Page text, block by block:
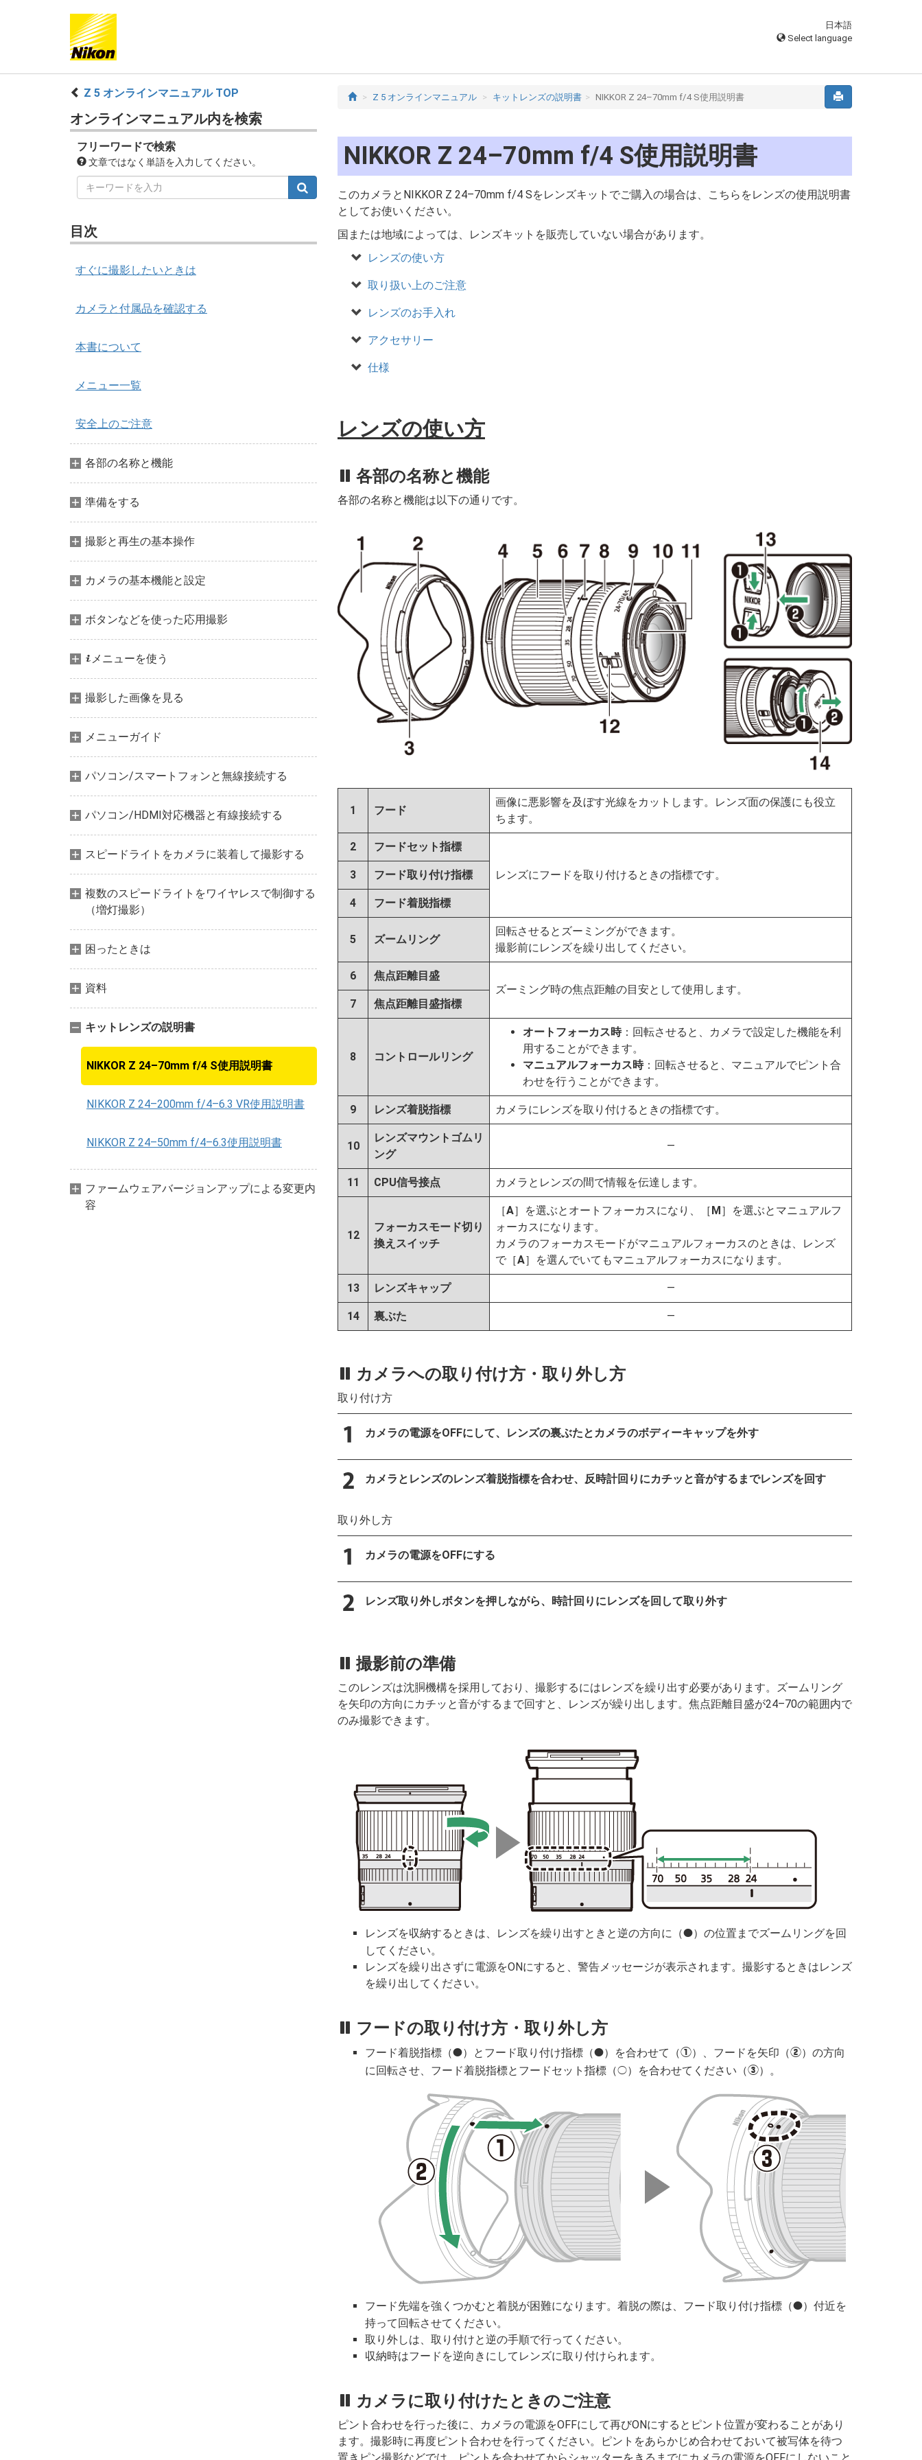
日本語
Select language
Z 5 オンラインマニュアル TOP
オンラインマニュアル内を検索
フリーワードで検索
文章ではなく単語を入力してください。
目次
すぐに撮影したいときは
カメラと付属品を確認する
本書について
メニュー一覧
安全上のご注意
各部の名称と機能
準備をする
撮影と再生の基本操作
カメラの基本機能と設定
ボタンなどを使った応用撮影
iメニューを使う
撮影した画像を見る
メニューガイド
パソコン/スマートフォンと無線接続する
パソコン/HDMI対応機器と有線接続する
スピードライトをカメラに装着して撮影する
複数のスピードライトをワイヤレスで制御する
（増灯撮影）
困ったときは
資料
キットレンズの説明書
NIKKOR Z 24–70mm f/4 S使用説明書
NIKKOR Z 24–200mm f/4–6.3 VR使用説明書
NIKKOR Z 24–50mm f/4–6.3使用説明書
ファームウェアバージョンアップによる変更内
容
Z 5 オンラインマニュアル キットレンズの説明書 NIKKOR Z 24–70mm f/4 S使用説明書
NIKKOR Z 24–70mm f/4 S使用説明書
このカメラとNIKKOR Z 24–70mm f/4 Sをレンズキットでご購入の場合は、こちらをレンズの使用説明書
としてお使いください。
国または地域によっては、レンズキットを販売していない場合があります。
レンズの使い方
取り扱い上のご注意
レンズのお手入れ
アクセサリー
仕様
レンズの使い方
各部の名称と機能
各部の名称と機能は以下の通りです。
1 フード
画像に悪影響を及ぼす光線をカットします。レンズ面の保護にも役立
ちます。
2 フードセット指標
レンズにフードを取り付けるときの指標です。
3 フード取り付け指標
4 フード着脱指標
5 ズームリング
回転させるとズーミングができます。
撮影前にレンズを繰り出してください。
6
焦点距離目盛
ズーミング時の焦点距離の目安として使用します。
7
焦点距離目盛指標
8 コントロールリング
オートフォーカス時：回転させると、カメラで設定した機能を利
用することができます。
マニュアルフォーカス時：回転させると、マニュアルでピント合
わせを行うことができます。
9 レンズ着脱指標 カメラにレンズを取り付けるときの指標です。
10
レンズマウントゴムリ
ング
—
11 CPU信号接点 カメラとレンズの間で情報を伝達します。
12
フォーカスモード切り
換えスイッチ
［A］を選ぶとオートフォーカスになり、［M］を選ぶとマニュアルフ
ォーカスになります。
カメラのフォーカスモードがマニュアルフォーカスのときは、レンズ
で［A］を選んでいてもマニュアルフォーカスになります。
13 レンズキャップ —
14 裏ぶた —
カメラへの取り付け方・取り外し方
取り付け方
カメラの電源をOFFにして、レンズの裏ぶたとカメラのボディーキャップを外す
カメラとレンズのレンズ着脱指標を合わせ、反時計回りにカチッと音がするまでレンズを回す
取り外し方
カメラの電源をOFFにする
レンズ取り外しボタンを押しながら、時計回りにレンズを回して取り外す
撮影前の準備
このレンズは沈胴機構を採用しており、撮影するにはレンズを繰り出す必要があります。ズームリング
を矢印の方向にカチッと音がするまで回すと、レンズが繰り出します。焦点距離目盛が24–70の範囲内で
のみ撮影できます。
レンズを収納するときは、レンズを繰り出すときと逆の方向に（I）の位置までズームリングを回
してください。
レンズを繰り出さずに電源をONにすると、警告メッセージが表示されます。撮影するときはレンズ
を繰り出してください。
フードの取り付け方・取り外し方
フード着脱指標（I）とフード取り付け指標（I）を合わせて（q）、フードを矢印（w）の方向
に回転させ、フード着脱指標とフードセット指標（K）を合わせてください（e）。
フード先端を強くつかむと着脱が困難になります。着脱の際は、フード取り付け指標（I）付近を
持って回転させてください。
取り外しは、取り付けと逆の手順で行ってください。
収納時はフードを逆向きにしてレンズに取り付けられます。
カメラに取り付けたときのご注意
ピント合わせを行った後に、カメラの電源をOFFにして再びONにするとピント位置が変わることがあり
ます。撮影時に再度ピント合わせを行ってください。ピントをあらかじめ合わせておいて被写体を待つ